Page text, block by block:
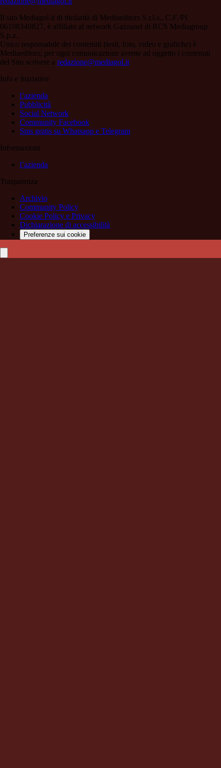
Il sito Mediagol.it di titolarità di Mediaeditors S.r.l.s., C.F./PI
06198340827, è affiliato al network Gazzanet di RCS Mediagroup
S.p.a..
Unico responsabile dei contenuti (testi, foto, video e grafiche) è
Mediaeditors; per ogni comunicazione avente ad oggetto i contenuti
del Sito scrivere a redazione@mediagol.it
Info e Iniziative
l’azienda
Pubblicità
Social Network
Community Facebook
Sms gratis su Whatsapp e Telegram
Informazioni
l’azienda
Trasparenza
Archivio
Community Policy
Cookie Policy e Privacy
Dichiarazione di accessibilità
Preferenze sui cookie